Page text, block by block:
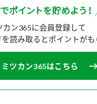
カン365に会員登録して
読み取ると ポイントが
ミツカン365はこちら